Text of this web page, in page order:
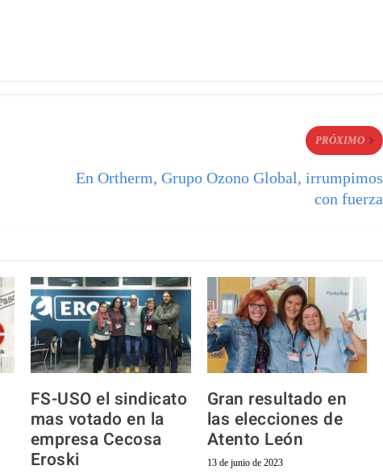
PRÓXIMO
En Ortherm, Grupo Ozono Global, irrumpimos
con fuerza
FS-USO el sindicato
mas votado en la
empresa Cecosa
Eroski
Gran resultado en
las elecciones de
Atento León
13 de junio de 2023